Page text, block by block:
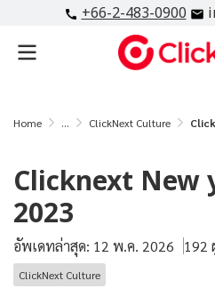
+66-2-483-0900
Home ... ClickNext Culture
Clicknext New
2023
อัพเดทล่าสุด: 12 พ.ค. 2026 192
ClickNext Culture